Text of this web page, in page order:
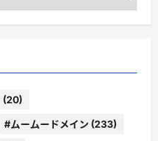
(20)
#ムームードメイン (233)